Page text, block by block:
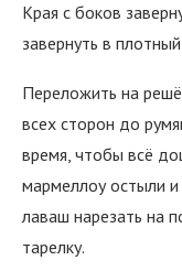
Края с боков
завернуть в
Переложить на
всех сторон до
время, чтобы всё
мармеллоу остыли и
лаваш нарезать на
тарелку.